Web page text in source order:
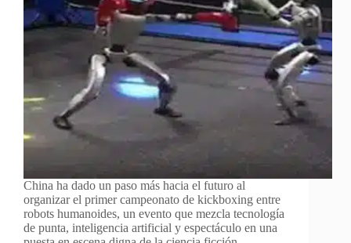
China ha dado un paso más hacia el futuro al
organizar el primer campeonato de kickboxing entre
robots humanoides, un evento que mezcla tecnología
de punta, inteligencia artificial y espectáculo en una